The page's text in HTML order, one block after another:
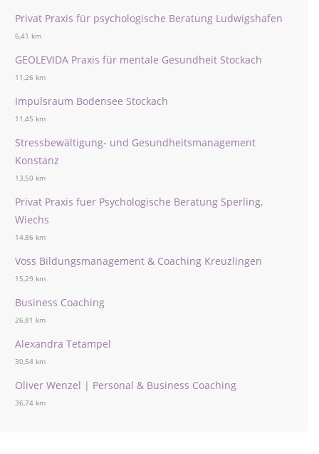
Privat Praxis für psychologische Beratung Ludwigshafen
6,41 km
GEOLEVIDA Praxis für mentale Gesundheit Stockach
11,26 km
Impulsraum Bodensee Stockach
11,45 km
Stressbewältigung- und Gesundheitsmanagement
Konstanz
13,50 km
Privat Praxis fuer Psychologische Beratung Sperling,
Wiechs
14,86 km
Voss Bildungsmanagement & Coaching Kreuzlingen
15,29 km
Business Coaching
26,81 km
Alexandra Tetampel
30,54 km
Oliver Wenzel | Personal & Business Coaching
36,74 km